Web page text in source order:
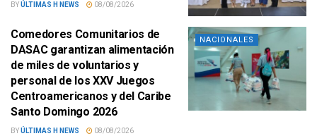
BYÚLTIMAS H NEWS 08/08/2026
NACIONALES
Comedores Comunitarios de
DASAC garantizan alimentación
de miles de voluntarios y
personal de los XXV Juegos
Centroamericanos y del Caribe
Santo Domingo 2026
BYÚLTIMAS H NEWS 08/08/2026